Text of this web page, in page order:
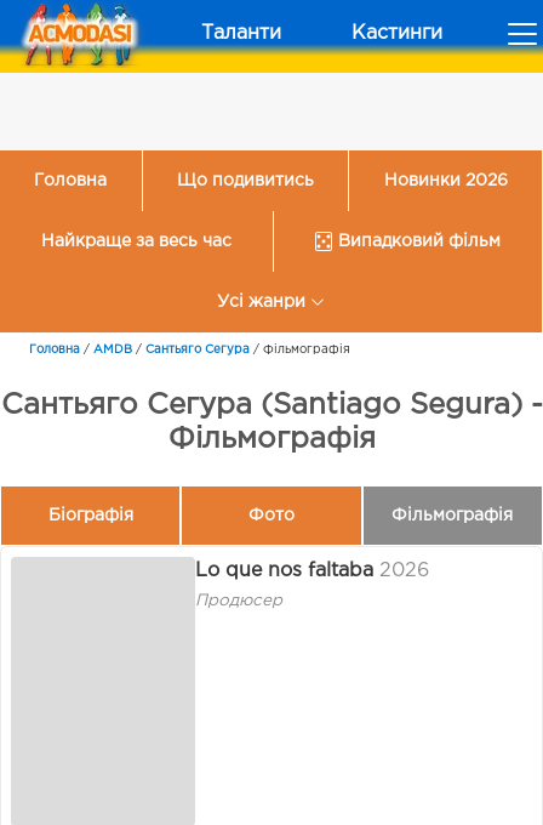
Таланти Кастинги
Головна Що подивитись Новинки 2026
Найкраще за весь час Випадковий фільм
Усі жанри
Головна / AMDB / Сантьяго Сегура / Фільмографія
Сантьяго Сегура (Santiago Segura) -
Фільмографія
Біографія Фото Фільмографія
Lo que nos faltaba 2026
Продюсер